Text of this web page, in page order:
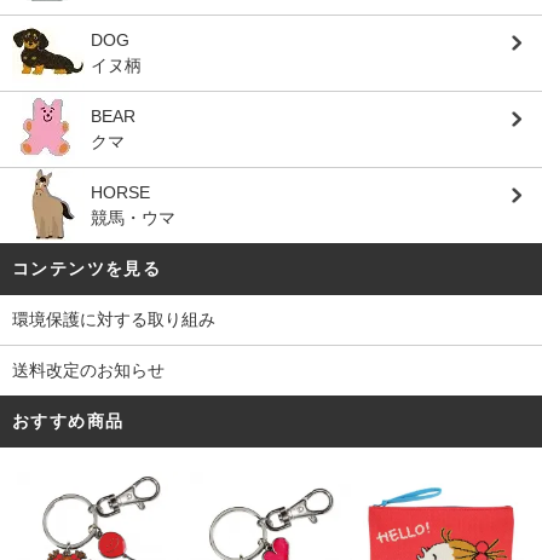
DOG
イヌ柄
BEAR
クマ
HORSE
競馬・ウマ
コンテンツを見る
環境保護に対する取り組み
送料改定のお知らせ
おすすめ商品